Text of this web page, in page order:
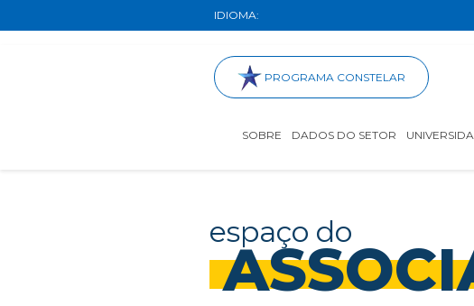
IDIOMA:
PROGRAMA CONSTELAR
SOBRE DADOS DO SETOR
espaço do